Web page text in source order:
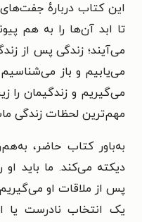
این کتابدربارهٔ
تا ابد آن‌ها را به هم
می‌آیند؛ زندگی پس از
می‌یابیم و باز
می‌گیریم و زندگیمان را
مهم‌ترین لحظات زندگی
به‌باور کتاب حاضر،
دیکته می‌کند. ما باید
پس از ملاقات او
یک انتخاب نادرست